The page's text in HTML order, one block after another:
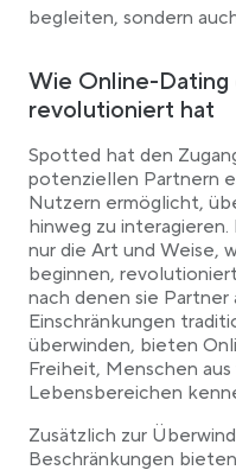
begleiten, sondern
Wie Online-Dating
revolutioniert hat
Spotted hat den
potenziellen Partnern
Nutzern ermöglicht,
hinweg zu
nur die Art und Weise,
beginnen,
nach denen sie Partner
Einschränkungen
überwinden, bieten
Freiheit, Menschen
Lebensbereichen
Zusätzlich zur
Beschränkungen